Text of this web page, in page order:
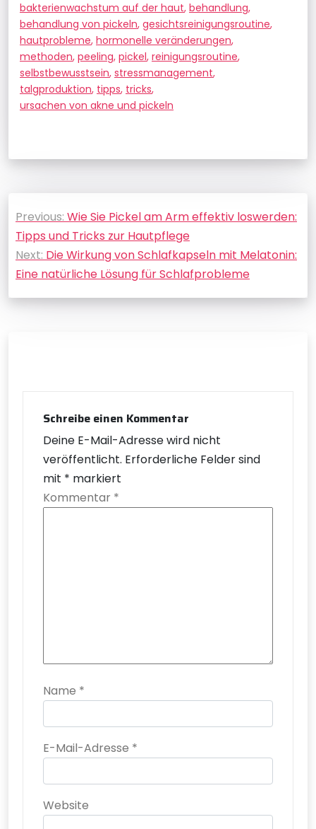
bakterienwachstum auf der haut, behandlung,
behandlung von pickeln, gesichtsreinigungsroutine,
hautprobleme, hormonelle veränderungen,
methoden, peeling, pickel, reinigungsroutine,
selbstbewusstsein, stressmanagement,
talgproduktion, tipps, tricks,
ursachen von akne und pickeln
Beitragsnavigation
Previous: Wie Sie Pickel am Arm effektiv loswerden:
Tipps und Tricks zur Hautpflege
Next: Die Wirkung von Schlafkapseln mit Melatonin:
Eine natürliche Lösung für Schlafprobleme
Schreibe einen Kommentar
Deine E-Mail-Adresse wird nicht
veröffentlicht. Erforderliche Felder sind
mit * markiert
Kommentar *
Name *
E-Mail-Adresse *
Website